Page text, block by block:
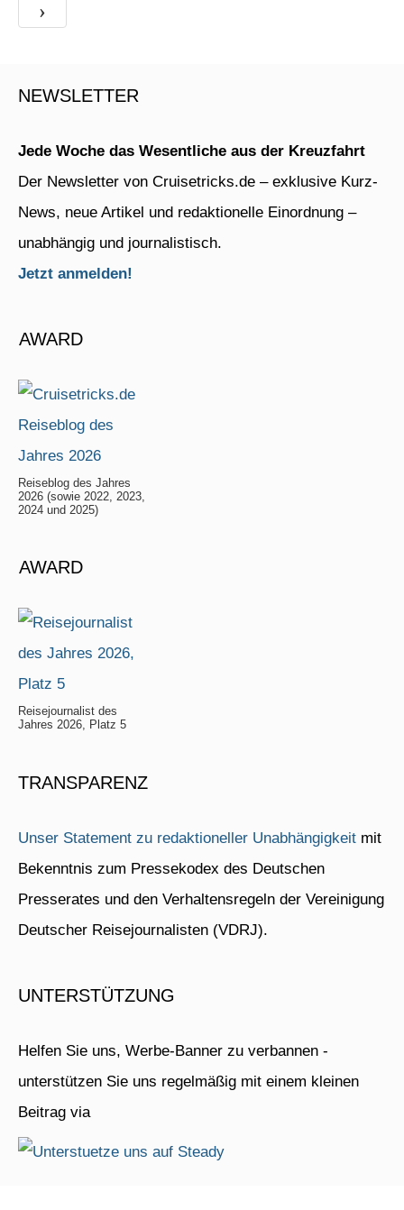
›
NEWSLETTER
Jede Woche das Wesentliche aus der Kreuzfahrt
Der Newsletter von Cruisetricks.de – exklusive Kurz-
News, neue Artikel und redaktionelle Einordnung –
unabhängig und journalistisch.
Jetzt anmelden!
AWARD
Reiseblog des Jahres
2026 (sowie 2022, 2023,
2024 und 2025)
AWARD
Reisejournalist des
Jahres 2026, Platz 5
TRANSPARENZ
Unser Statement zu redaktioneller Unabhängigkeit mit
Bekenntnis zum Pressekodex des Deutschen
Presserates und den Verhaltensregeln der Vereinigung
Deutscher Reisejournalisten (VDRJ).
UNTERSTÜTZUNG
Helfen Sie uns, Werbe-Banner zu verbannen -
unterstützen Sie uns regelmäßig mit einem kleinen
Beitrag via